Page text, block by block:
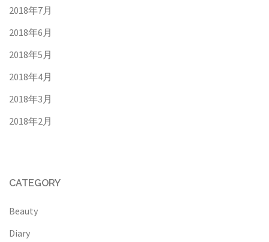
2018年7月
2018年6月
2018年5月
2018年4月
2018年3月
2018年2月
CATEGORY
Beauty
Diary